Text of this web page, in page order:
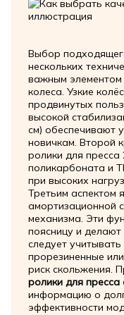
Выбор
нескольких
важным элементом
колеса. Узкие
продвинутых
высокой
см) обеспечивают
новичкам. Второй
ролики для пресса
поликарбоната и
при высоких
Третьим аспектом
амортизационной
механизма. Эти
поясницу и
следует
прорезиненные
риск скольжения.
ролики для пресса
информацию о
эффективности